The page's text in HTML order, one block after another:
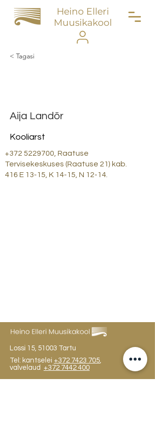
Heino Elleri
Muusikakool
< Tagasi
Aija Landõr
Kooliarst
+372 5229700 , Raatuse
Tervisekeskuses (Raatuse 21) kab.
416 E 13-15, K 14-15, N 12-14.
Lossi 15, 51003 Tartu
Tel: kantselei +372 7423 705,
valvelaud +372 7442 400